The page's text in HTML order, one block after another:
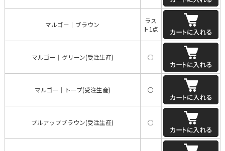
マルゴー｜ブラウン
ラス
ト1点
マルゴー｜グリーン(受注生産) ○
マルゴー｜トープ(受注生産) ○
プルアップブラウン(受注生産) ○